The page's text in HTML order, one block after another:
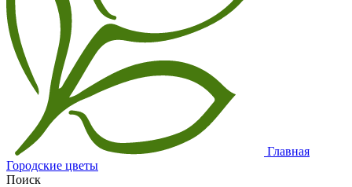
Главная
Городские цветы
Поиск